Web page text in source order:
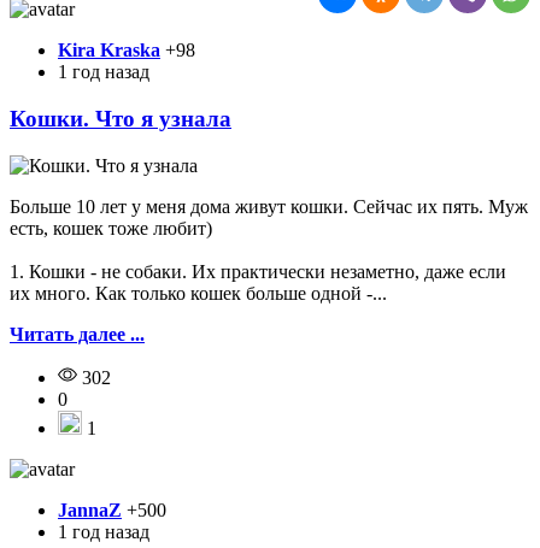
Kira Kraska +98
1 год назад
Кошки. Что я узнала
Больше 10 лет у меня дома живут кошки. Сейчас их пять. Муж
есть, кошек тоже любит)
1. Кошки - не собаки. Их практически незаметно, даже если
их много. Как только кошек больше одной -...
Читать далее ...
302
0
1
JannaZ +500
1 год назад